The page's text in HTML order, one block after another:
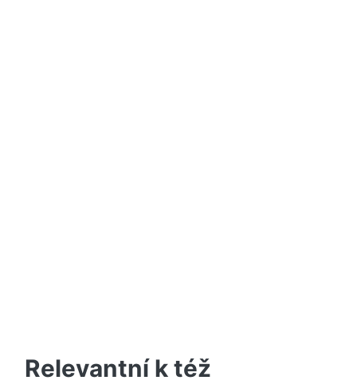
Relevantní k též